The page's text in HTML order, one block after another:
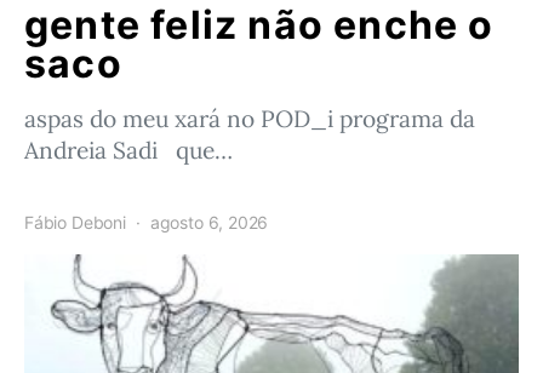
gente feliz não enche o
saco
aspas do meu xará no POD_i programa da
Andreia Sadi que…
Fábio Deboni agosto 6, 2026